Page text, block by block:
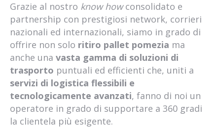
Grazie al nostro know howconsolidato e
partnership con prestigiosi network, corrieri
nazionali ed internazionali, siamo in grado di
offrire non solo ritiro pallet pomezia ma
anche una vasta gamma di soluzioni di
trasporto puntuali ed efficienti che, uniti a
servizi di logistica flessibili e
tecnologicamente avanzati, fanno di noi un
operatore in grado di supportare a 360 gradi
la clientela più esigente.